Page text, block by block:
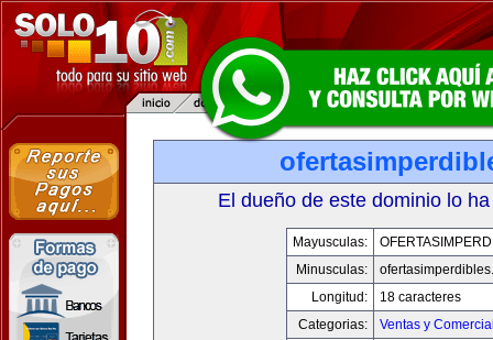
El dueño de este dominio lo
Mayusculas:
Minusculas:
Longitud:
18 caracteres
Categorias:
Ventas y